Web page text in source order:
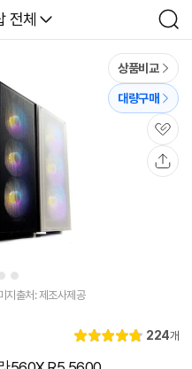
전체
검
색
3 4
상품비교
대량구매
관
심
지출처: 제조사제공
별
4.
리
224개